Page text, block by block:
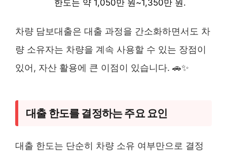
한도는 약 1,050만 원~1,350만 원.
차량 담보대출은 대출 과정을 간소화하면서도 차
량 소유자는 차량을 계속 사용할 수 있는 장점이
있어, 자산 활용에 큰 이점이 있습니다. 🚗✨
대출 한도를 결정하는 주요 요인
대출 한도는 단순히 차량 소유 여부만으로 결정